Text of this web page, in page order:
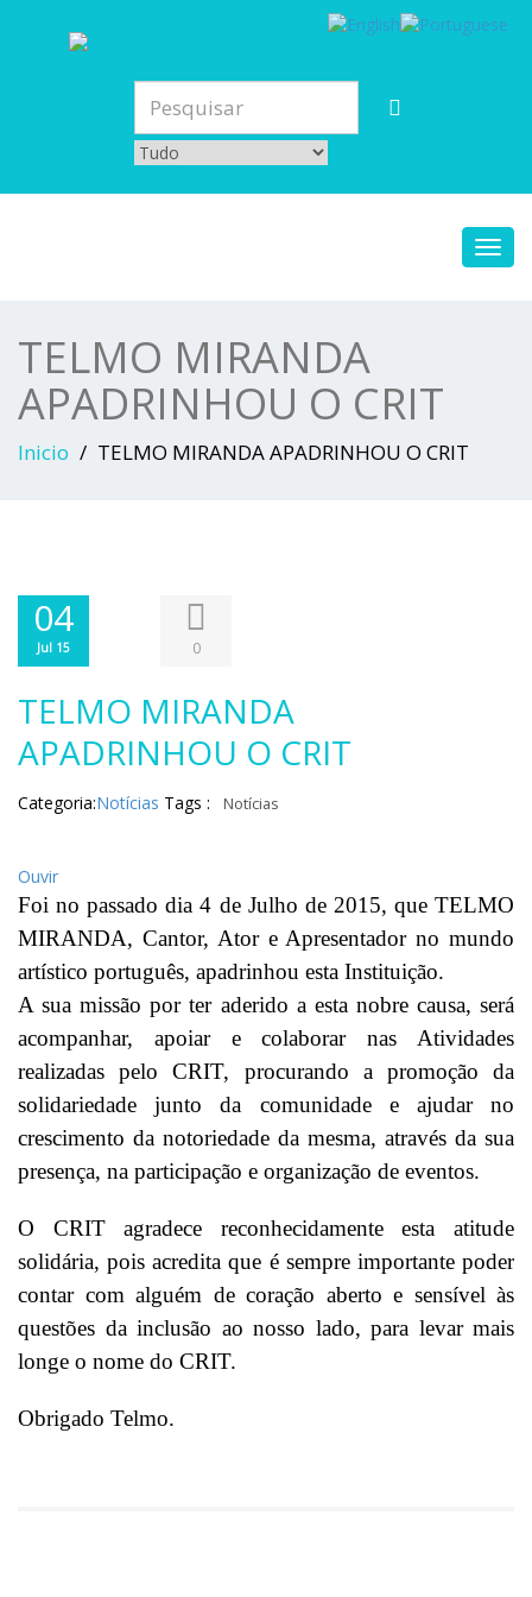
TELMO MIRANDA
APADRINHOU O CRIT
Inicio TELMO MIRANDA APADRINHOU O CRIT
04
Jul 15 0
TELMO MIRANDA
APADRINHOU O CRIT
Categoria:Notícias Tags : Notícias
Ouvir
Foi no passado dia 4 de Julho de 2015, que TELMO
MIRANDA, Cantor, Ator e Apresentador no mundo
artístico português, apadrinhou esta Instituição.
A sua missão por ter aderido a esta nobre causa, será
acompanhar, apoiar e colaborar nas Atividades
realizadas pelo CRIT, procurando a promoção da
solidariedade junto da comunidade e ajudar no
crescimento da notoriedade da mesma, através da sua
presença, na participação e organização de eventos.
O CRIT agradece reconhecidamente esta atitude
solidária, pois acredita que é sempre importante poder
contar com alguém de coração aberto e sensível às
questões da inclusão ao nosso lado, para levar mais
longe o nome do CRIT.
Obrigado Telmo.